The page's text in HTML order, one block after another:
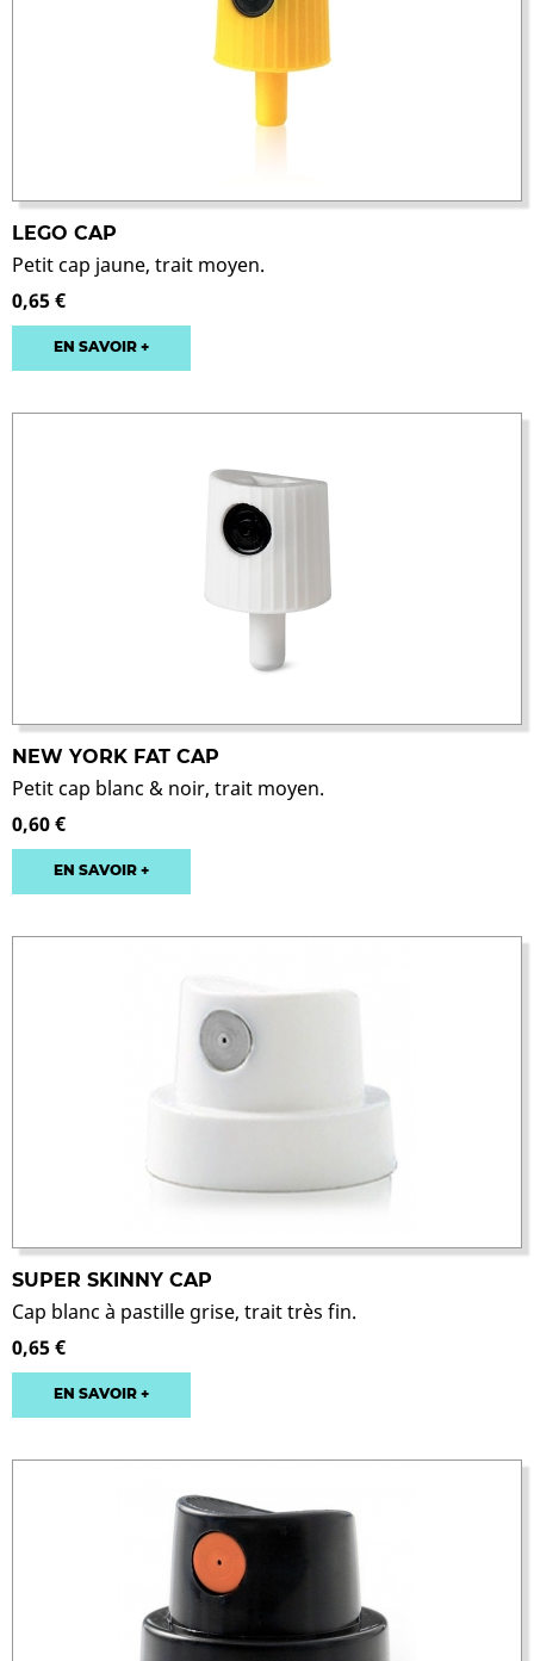
LEGO CAP
Petit cap jaune, trait moyen.
0,65 €
EN SAVOIR +
NEW YORK FAT CAP
Petit cap blanc & noir, trait moyen.
0,60 €
EN SAVOIR +
SUPER SKINNY CAP
Cap blanc à pastille grise, trait très fin.
0,65 €
EN SAVOIR +